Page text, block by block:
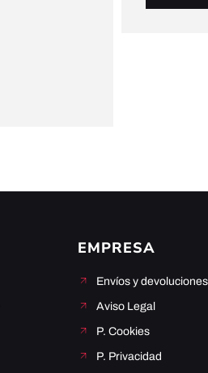
EMPRESA
Envíos y devoluciones
Aviso Legal
P. Cookies
P. Privacidad